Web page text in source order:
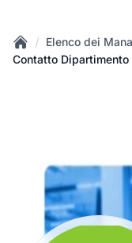
Home
/ Elenco dei
Contatto